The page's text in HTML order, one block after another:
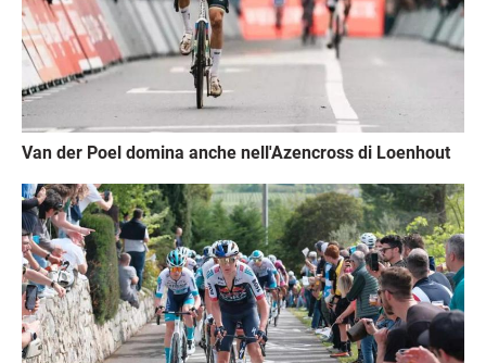
Van der Poel domina anche nell'Azencross di Loenhout
Immagine